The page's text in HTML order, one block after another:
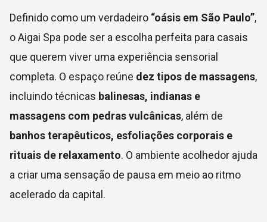
Definido como um verdadeiro “oásis em São Paulo”,
o Aigai Spa pode ser a escolha perfeita para casais
que querem viver uma experiência sensorial
completa. O espaço reúne dez tipos de massagens,
incluindo técnicas balinesas, indianas e
massagens com pedras vulcânicas, além de
banhos terapêuticos, esfoliações corporais e
rituais de relaxamento. O ambiente acolhedor ajuda
a criar uma sensação de pausa em meio ao ritmo
acelerado da capital.